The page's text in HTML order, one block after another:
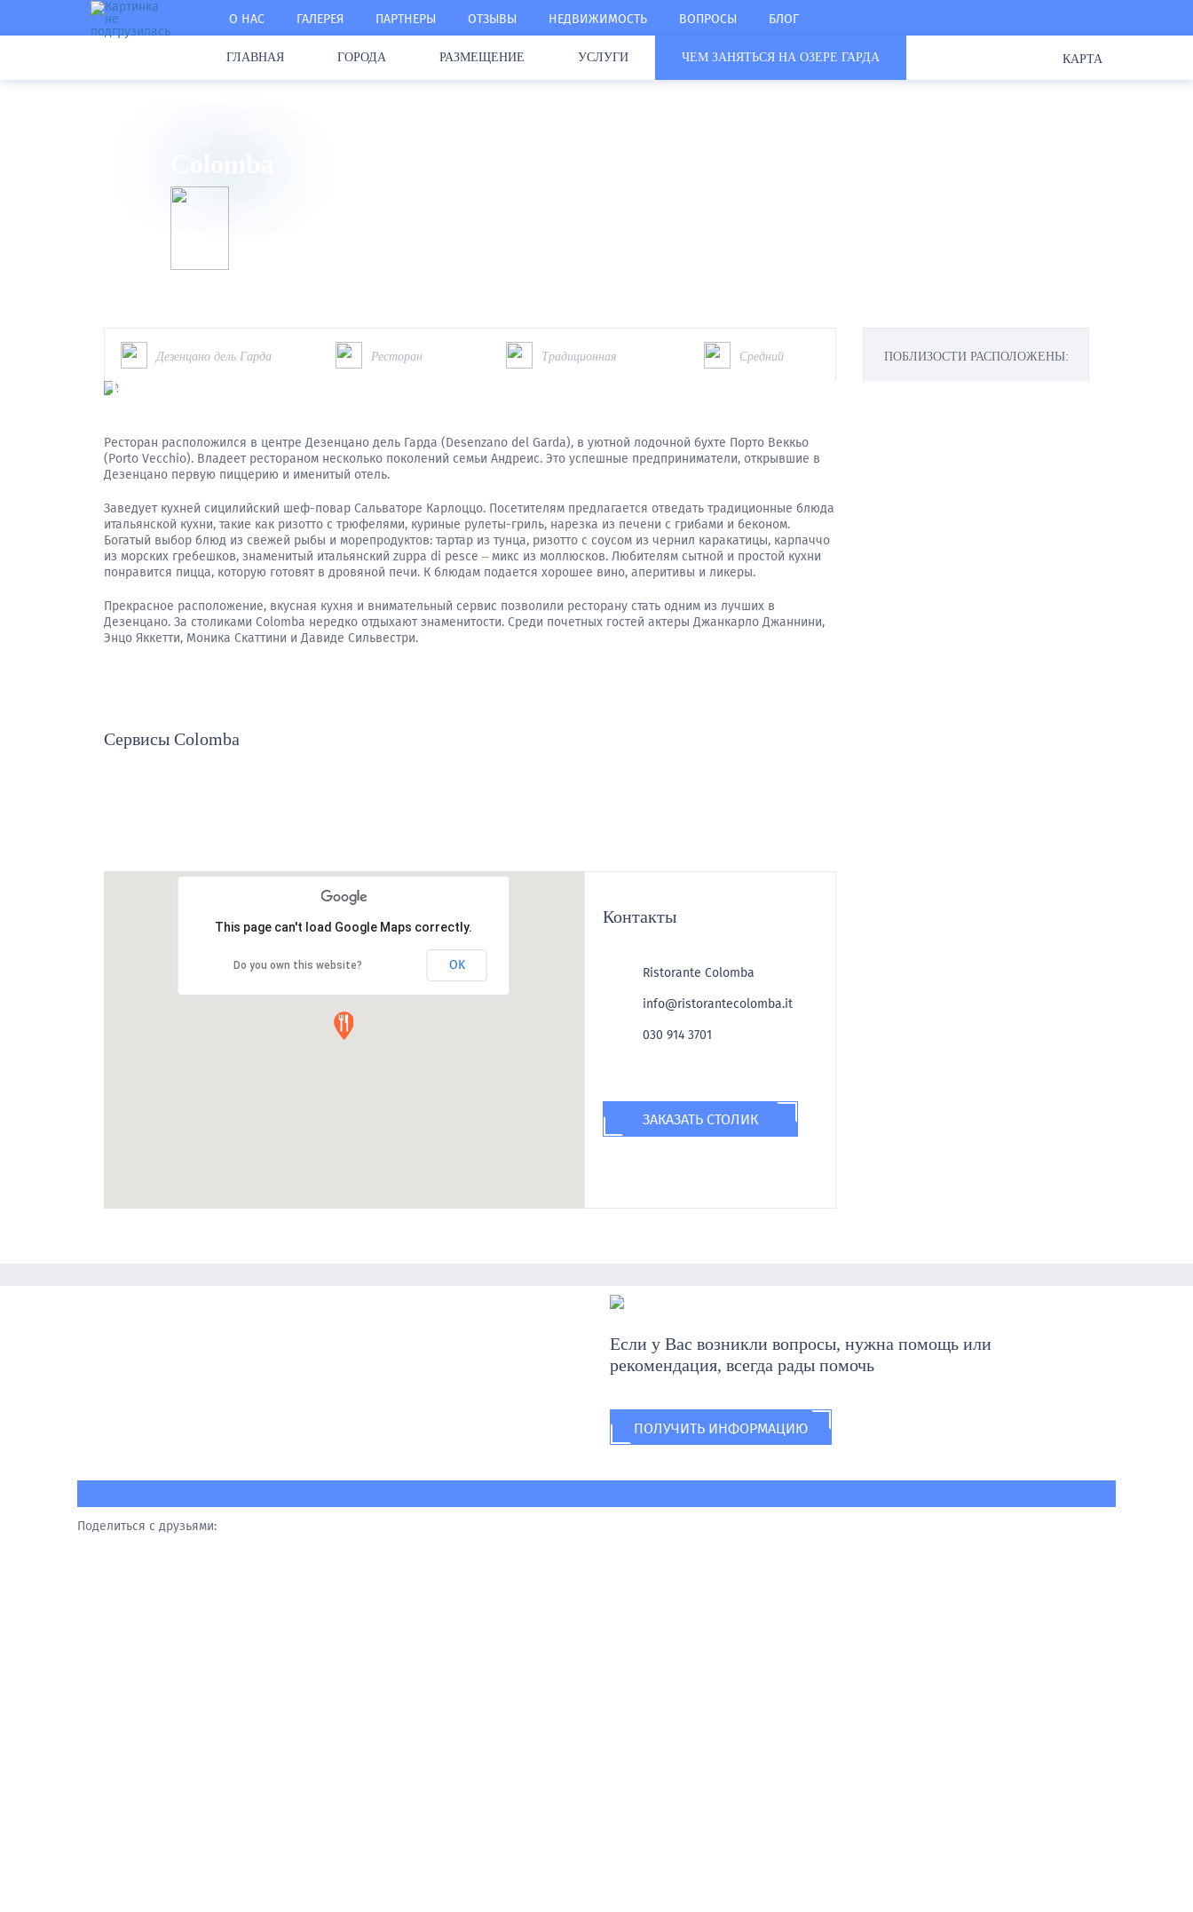
О НАС ГАЛЕРЕЯ ПАРТНЕРЫ ОТЗЫВЫ НЕДВИЖИМОСТЬ ВОПРОСЫ БЛОГ
ГЛАВНАЯ ГОРОДА РАЗМЕЩЕНИЕ УСЛУГИ ЧЕМ ЗАНЯТЬСЯ НА ОЗЕРЕ ГАРДА КАРТА
Дезенцано дель Гарда Ресторан Традиционная Средний
Ресторан расположился в центре Дезенцано дель Гарда (Desenzano del Garda), в уютной лодочной бухте Порто Веккьо
(Porto Vecchio). Владеет рестораном несколько поколений семьи Андреис. Это успешные предприниматели, открывшие в
Дезенцано первую пиццерию и именитый отель.
Заведует кухней сицилийский шеф-повар Сальваторе Карлоццо. Посетителям предлагается отведать традиционные блюда
итальянской кухни, такие как ризотто с трюфелями, куриные рулеты-гриль, нарезка из печени с грибами и беконом.
Богатый выбор блюд из свежей рыбы и морепродуктов: тартар из тунца, ризотто с соусом из чернил каракатицы, карпаччо
из морских гребешков, знаменитый итальянский zuppa di pesce – микс из моллюсков. Любителям сытной и простой кухни
понравится пицца, которую готовят в дровяной печи. К блюдам подается хорошее вино, аперитивы и ликеры.
Прекрасное расположение, вкусная кухня и внимательный сервис позволили ресторану стать одним из лучших в
Дезенцано. За столиками Colomba нередко отдыхают знаменитости. Среди почетных гостей актеры Джанкарло Джаннини,
Энцо Яккетти, Моника Скаттини и Давиде Сильвестри.
Сервисы Colomba
This page can't load Google Maps correctly.
Do you own this website? OK
Контакты
Ristorante Colomba
info@ristorantecolomba.it
030 914 3701
ЗАКАЗАТЬ СТОЛИК
ПОБЛИЗОСТИ РАСПОЛОЖЕНЫ:
Если у Вас возникли вопросы, нужна помощь или
рекомендация, всегда рады помочь
ПОЛУЧИТЬ ИНФОРМАЦИЮ
Поделиться с друзьями: